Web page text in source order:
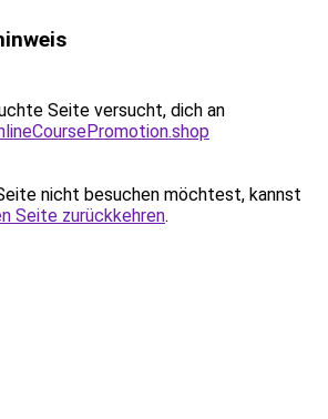
Seite versucht, dich an
nicht besuchen möchtest, kannst
Seite zurückkehren.